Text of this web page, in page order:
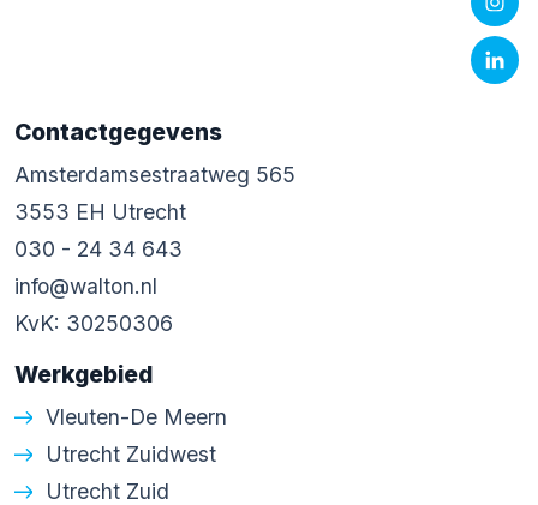
Contactgegevens
Amsterdamsestraatweg 565
3553 EH Utrecht
030 - 24 34 643
info@walton.nl
KvK: 30250306
Werkgebied
Vleuten-De Meern
Utrecht Zuidwest
Utrecht Zuid